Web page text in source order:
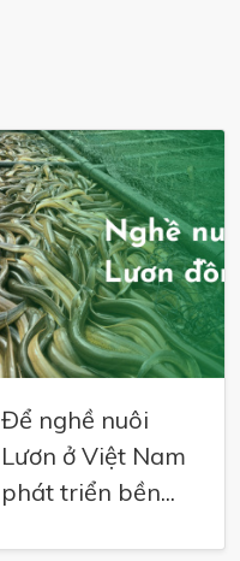
Để nghề nuôi
Lươn ở Việt Nam
phát triển bền...